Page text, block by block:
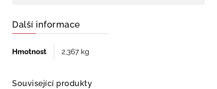
Další informace
Hmotnost 2,367 kg
Související produkty